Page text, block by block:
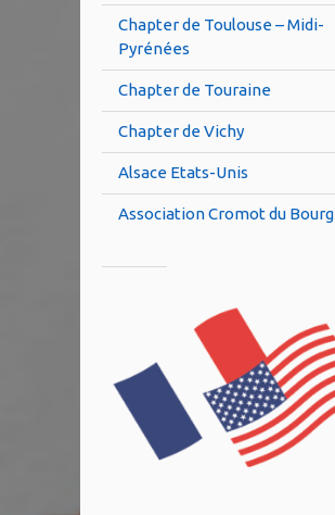
Chapter de Toulouse – Midi-
Pyrénées
Chapter de Touraine
Chapter de Vichy
Alsace Etats-Unis
Association Cromot du Bourg